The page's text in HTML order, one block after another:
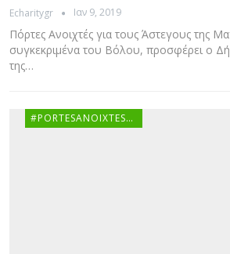
Echaritygr Ιαν 9, 2019
Πόρτες Ανοιχτές για τους Άστεγους της
συγκεκριμένα του Βόλου, προσφέρει ο
της…
#PORTESANOIXTESGR